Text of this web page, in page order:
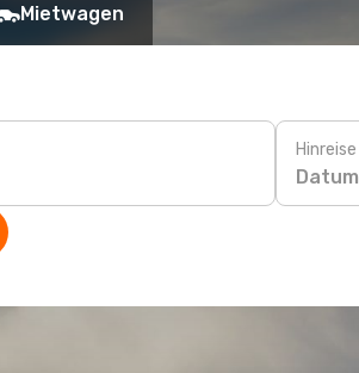
Mietwagen
Hinreise
Datum